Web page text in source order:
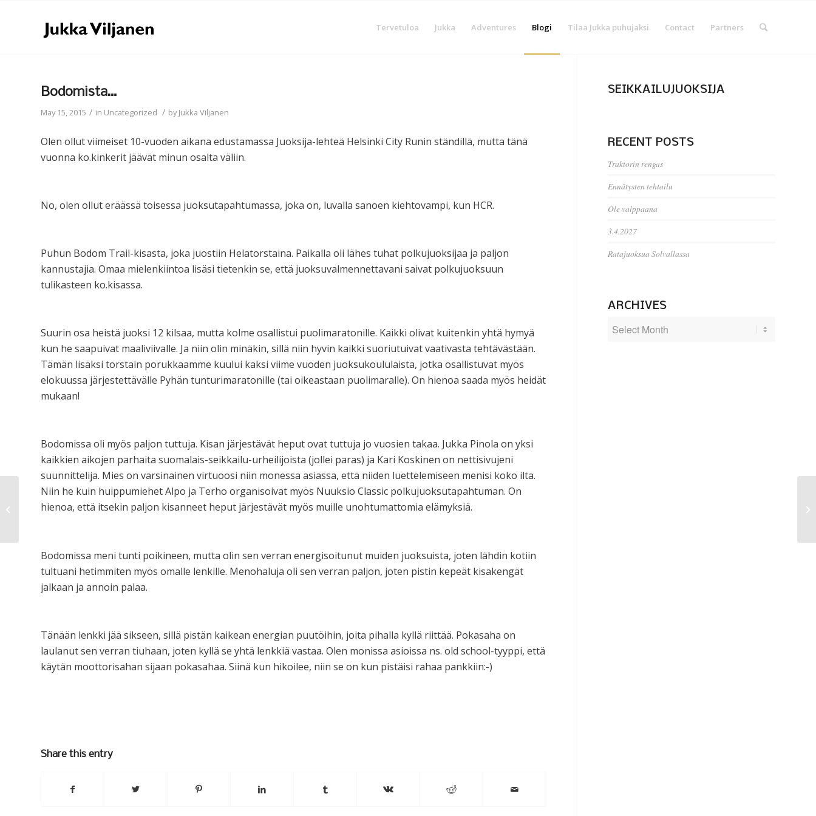
Tervetuloa Jukka Adventures Blogi Tilaa Jukka puhujaksi Contact Partners
Bodomista…
May 15, 2015 / in Uncategorized / byJukka Viljanen
Olen ollut viimeiset 10-vuoden aikana edustamassa Juoksija-lehteä Helsinki City Runin ständillä, mutta tänä
vuonna ko.kinkerit jäävät minun osalta väliin.
No, olen ollut eräässä toisessa juoksutapahtumassa, joka on, luvalla sanoen kiehtovampi, kun HCR.
Puhun Bodom Trail-kisasta, joka juostiin Helatorstaina. Paikalla oli lähes tuhat polkujuoksijaa ja paljon
kannustajia. Omaa mielenkiintoa lisäsi tietenkin se, että juoksuvalmennettavani saivat polkujuoksuun
tulikasteen ko.kisassa.
Suurin osa heistä juoksi 12 kilsaa, mutta kolme osallistui puolimaratonille. Kaikki olivat kuitenkin yhtä hymyä
kun he saapuivat maaliviivalle. Ja niin olin minäkin, sillä niin hyvin kaikki suoriutuivat vaativasta tehtävästään.
Tämän lisäksi torstain porukkaamme kuului kaksi viime vuoden juoksukoululaista, jotka osallistuvat myös
elokuussa järjestettävälle Pyhän tunturimaratonille (tai oikeastaan puolimaralle). On hienoa saada myös heidät
mukaan!
Bodomissa oli myös paljon tuttuja. Kisan järjestävät heput ovat tuttuja jo vuosien takaa. Jukka Pinola on yksi
kaikkien aikojen parhaita suomalais-seikkailu-urheilijoista (jollei paras) ja Kari Koskinen on nettisivujeni
suunnittelija. Mies on varsinainen virtuoosi niin monessa asiassa, että niiden luettelemiseen menisi koko ilta.
Niin he kuin huippumiehet Alpo ja Terho organisoivat myös Nuuksio Classic polkujuoksutapahtuman. On
hienoa, että itsekin paljon kisanneet heput järjestävät myös muille unohtumattomia elämyksiä.
Bodomissa meni tunti poikineen, mutta olin sen verran energisoitunut muiden juoksuista, joten lähdin kotiin
tultuani hetimmiten myös omalle lenkille. Menohaluja oli sen verran paljon, joten pistin kepeät kisakengät
jalkaan ja annoin palaa.
Tänään lenkki jää sikseen, sillä pistän kaikean energian puutöihin, joita pihalla kyllä riittää. Pokasaha on
laulanut sen verran tiuhaan, joten kyllä se yhtä lenkkiä vastaa. Olen monissa asioissa ns. old school-tyyppi, että
käytän moottorisahan sijaan pokasahaa. Siinä kun hikoilee, niin se on kun pistäisi rahaa pankkiin:-)
Share this entry
SEIKKAILUJUOKSIJA
RECENT POSTS
Traktorin rengas
Ennätysten tehtailu
Ole valppaana
3.4.2027
Ratajuoksua Solvallassa
ARCHIVES
Uusi Juoksija